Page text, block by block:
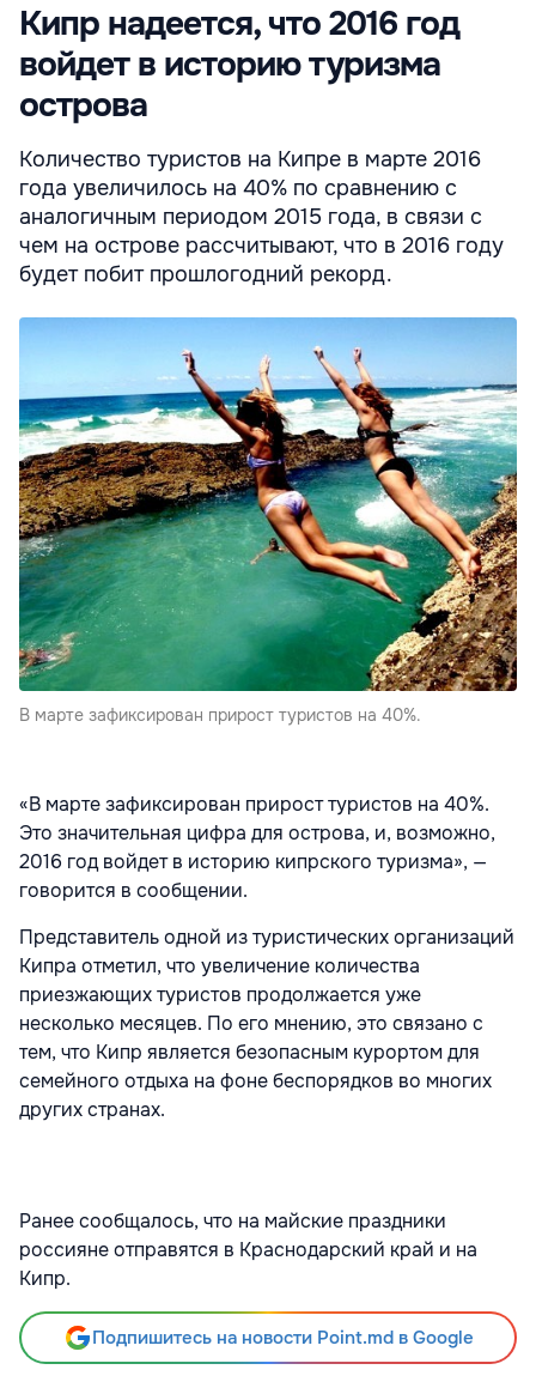
Кипр надеется, что 2016 год
войдет в историю туризма
острова
Количество туристов на Кипре в марте 2016
года увеличилось на 40% по сравнению с
аналогичным периодом 2015 года, в связи с
чем на острове рассчитывают, что в 2016 году
будет побит прошлогодний рекорд.
В марте зафиксирован прирост туристов на 40%.
«В марте зафиксирован прирост туристов на 40%.
Это значительная цифра для острова, и, возможно,
2016 год войдет в историю кипрского туризма», —
говорится в сообщении.
Представитель одной из туристических организаций
Кипра отметил, что увеличение количества
приезжающих туристов продолжается уже
несколько месяцев. По его мнению, это связано с
тем, что Кипр является безопасным курортом для
семейного отдыха на фоне беспорядков во многих
других странах.
Ранее сообщалось, что на майские праздники
россияне отправятся в Краснодарский край и на
Кипр.
Подпишитесь на новости Point.md в Google